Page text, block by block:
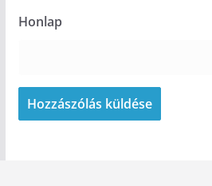
Honlap